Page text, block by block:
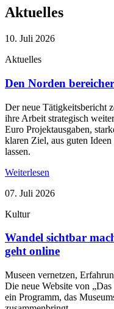
Aktuelles
10. Juli 2026
Aktuelles
Den Norden
Der neue
ihre Arbeit strategisch
Euro Projektausgaben,
klaren Ziel, aus guten
lassen.
Weiterlesen
07. Juli 2026
Kultur
Wandel sichtbar
geht online
Museen vernetzen,
Die neue Website von
ein Programm, das